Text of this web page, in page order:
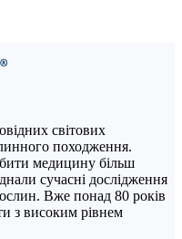
світових
походження.
медицину більш
сучасні дослідження
Вже понад 80 років
з високим рівнем